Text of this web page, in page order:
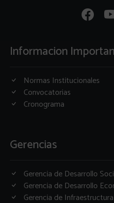
Informacion
Normas Institucionales
Convocatorias
Cronograma
Gerencias
Gerencia de Desarrollo
Gerencia de Desarrollo
Gerencia de